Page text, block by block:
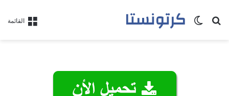
القائمة كرتونستابحث عنالوضع المظلم